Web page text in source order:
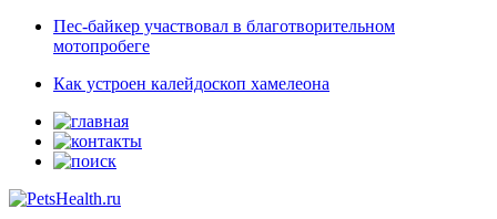
Пес-байкер участвовал в благотворительном
мотопробеге
Как устроен калейдоскоп хамелеона